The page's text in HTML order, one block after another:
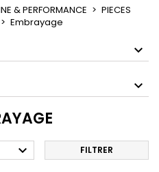
& PERFORMANCE
PIECES
Embrayage
 FILTRER